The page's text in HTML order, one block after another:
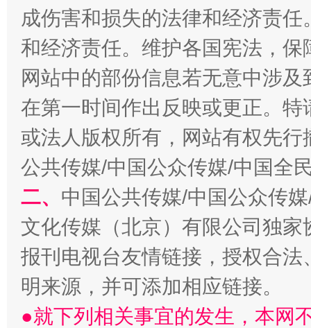
“刷贴”乱象丛生
生
揭批美国五大"原罪" "炒
成伤害和损失的法律和经济责
和经济责任。维护各国宪法，
网站中的部份信息若无意中涉
在第一时间作出反映或更正。
或法人版权所有，网站有权先
公共传媒/中国公众传媒/中国全
二、 中国公共传媒/中国公众传
文化传媒（北京）有限公司独
报刊电视台友情链接，授权合
明来源，并可添加相应链接。
●就下列相关事宜的发生，本网